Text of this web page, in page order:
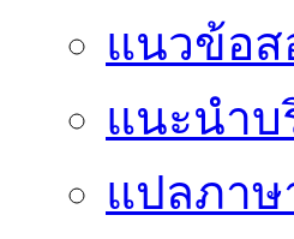
แนวข้อส
แนะนำบ
แปลภา